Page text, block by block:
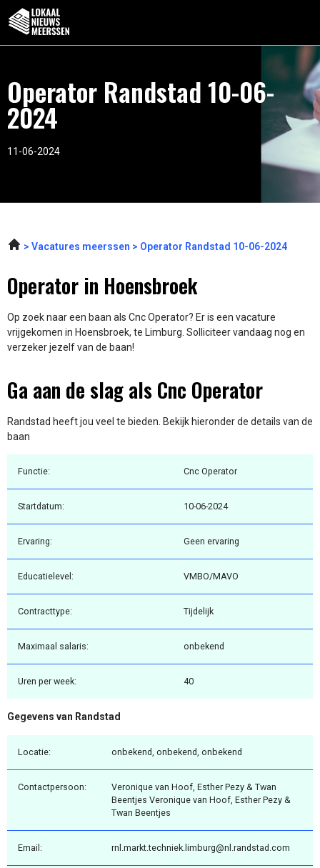
Operator Randstad 10-06-
2024
11-06-2024
Vacatures meerssen Operator Randstad 10-06-2024
Operator in Hoensbroek
Op zoek naar een baan als Cnc Operator? Er is een vacature
vrijgekomen in Hoensbroek, te Limburg. Solliciteer vandaag nog en
verzeker jezelf van de baan!
Ga aan de slag als Cnc Operator
Randstad heeft jou veel te bieden. Bekijk hieronder de details van de
baan
Functie: Cnc Operator
Startdatum: 10-06-2024
Ervaring: Geen ervaring
Educatielevel: VMBO/MAVO
Contracttype: Tijdelijk
Maximaal salaris: onbekend
Uren per week: 40
Gegevens van Randstad
Locatie: onbekend, onbekend, onbekend
Contactpersoon:
Veronique van Hoof, Esther Pezy & Twan
Beentjes Veronique van Hoof, Esther Pezy &
Twan Beentjes
Email: rnl.markt.techniek.limburg@nl.randstad.com